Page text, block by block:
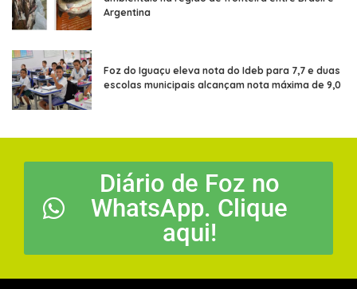
Argentina
Foz do Iguaçu eleva nota do Ideb para 7,7 e duas
escolas municipais alcançam nota máxima de 9,0
Diário de Foz no
WhatsApp. Clique
aqui!